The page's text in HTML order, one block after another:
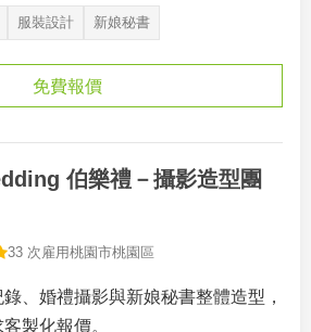
服裝設計 新娘秘書
免費報價
伯樂禮－攝影造型團
33 次雇用桃園市桃園區
、婚禮攝影與新娘秘書整體造型，
製化報價。